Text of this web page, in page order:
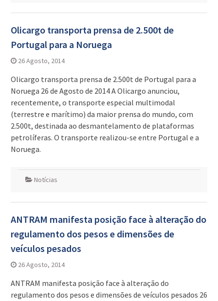
Olicargo transporta prensa de 2.500t de
Portugal para a Noruega
26 Agosto, 2014
Olicargo transporta prensa de 2.500t de Portugal para a
Noruega 26 de Agosto de 2014 A Olicargo anunciou,
recentemente, o transporte especial multimodal
(terrestre e marítimo) da maior prensa do mundo, com
2.500t, destinada ao desmantelamento de plataformas
petrolíferas. O transporte realizou-se entre Portugal e a
Noruega.
Notícias
ANTRAM manifesta posição face à alteração do
regulamento dos pesos e dimensões de
veículos pesados
26 Agosto, 2014
ANTRAM manifesta posição face à alteração do
regulamento dos pesos e dimensões de veículos pesados 26